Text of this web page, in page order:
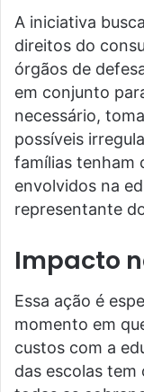
A iniciativa
direitos do
órgãos de
em conjunto
necessário,
possíveis
famílias tenham
envolvidos na
representante
Impacto
Essa ação é
momento em
custos com a
das escolas